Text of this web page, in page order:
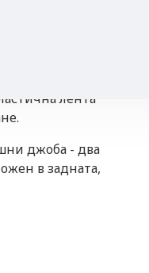
има Прозрачен
лента
джоба - два
в задната,